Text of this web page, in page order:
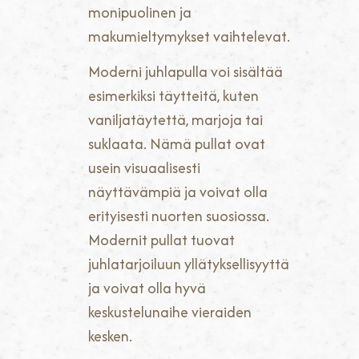
monipuolinen ja
makumieltymykset vaihtelevat.
Moderni juhlapulla voi sisältää
esimerkiksi täytteitä, kuten
vaniljatäytettä, marjoja tai
suklaata. Nämä pullat ovat
usein visuaalisesti
näyttävämpiä ja voivat olla
erityisesti nuorten suosiossa.
Modernit pullat tuovat
juhlatarjoiluun yllätyksellisyyttä
ja voivat olla hyvä
keskustelunaihe vieraiden
kesken.